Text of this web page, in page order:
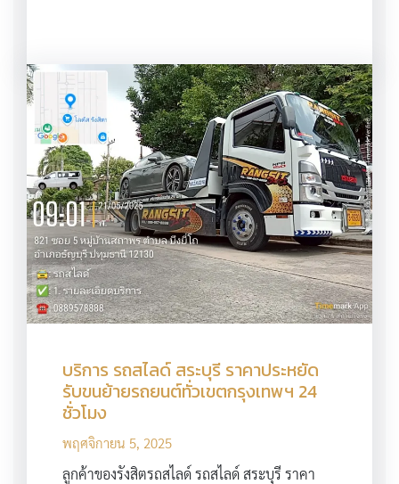
บริการ รถสไลด์ สระบุรี ราคาประหยัด
รับขนย้ายรถยนต์ทั่วเขตกรุงเทพฯ 24
ชั่วโมง
พฤศจิกายน 5, 2025
ลูกค้าของรังสิตรถสไลด์ รถสไลด์ สระบุรี ราคา